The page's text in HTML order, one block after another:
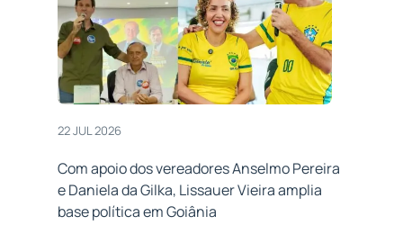
22 JUL 2026
Com apoio dos vereadores Anselmo Pereira
e Daniela da Gilka, Lissauer Vieira amplia
base política em Goiânia